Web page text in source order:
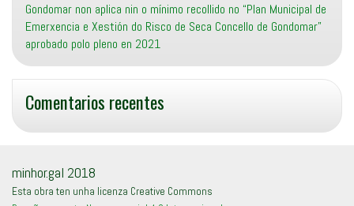
Gondomar non aplica nin o mínimo recollido no “Plan Municipal de
Emerxencia e Xestión do Risco de Seca Concello de Gondomar”
aprobado polo pleno en 2021
Comentarios recentes
minhor.gal 2018
Esta obra ten unha licenza Creative Commons